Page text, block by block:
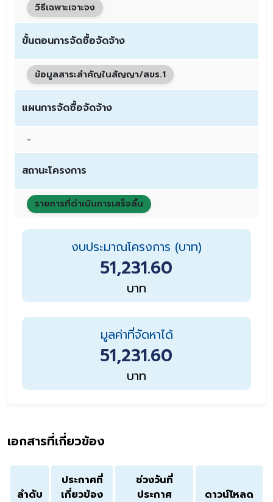
วิธีเฉพาะเจาะจง
ขั้นตอนการจัดซื้อจัดจ้าง
ข้อมูลสาระสำคัญในสัญญา/สขร.1
แผนการจัดซื้อจัดจ้าง
-
สถานะโครงการ
รายการที่ดำเนินการเสร็จสิ้น
งบประมาณโครงการ (บาท)
51,231.60
บาท
มูลค่าที่จัดหาได้
51,231.60
บาท
เอกสารที่เกี่ยวข้อง
ลำดับ
ประกาศที่
เกี่ยวข้อง
ช่วงวันที่
ประกาศ
ดาวน์โหลด